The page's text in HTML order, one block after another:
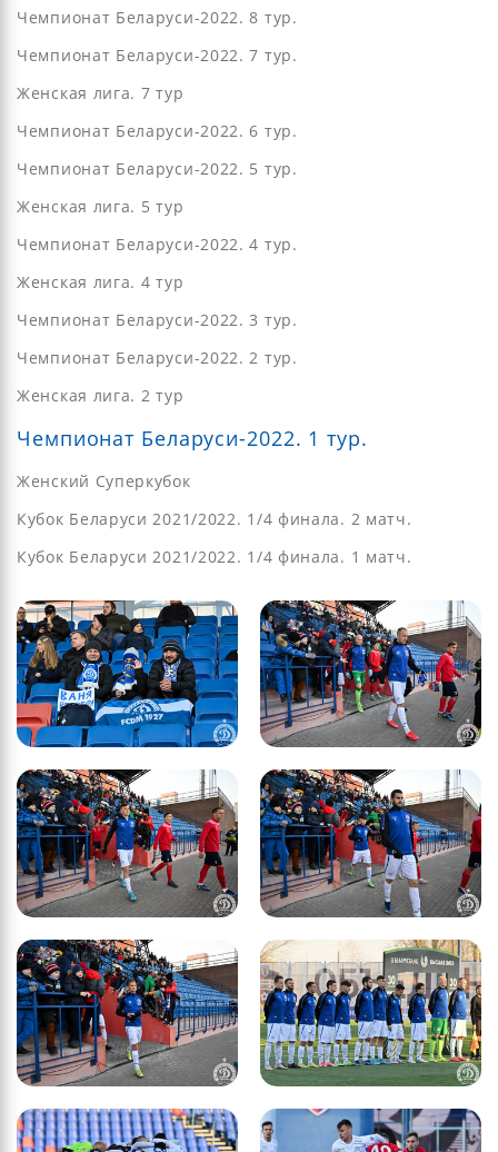
Чемпионат Беларуси-2022. 8 тур.
Чемпионат Беларуси-2022. 7 тур.
Женская лига. 7 тур
Чемпионат Беларуси-2022. 6 тур.
Чемпионат Беларуси-2022. 5 тур.
Женская лига. 5 тур
Чемпионат Беларуси-2022. 4 тур.
Женская лига. 4 тур
Чемпионат Беларуси-2022. 3 тур.
Чемпионат Беларуси-2022. 2 тур.
Женская лига. 2 тур
Чемпионат Беларуси-2022. 1 тур.
Женский Суперкубок
Кубок Беларуси 2021/2022. 1/4 финала. 2 матч.
Кубок Беларуси 2021/2022. 1/4 финала. 1 матч.